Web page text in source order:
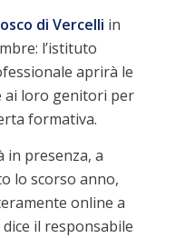
di Vercelli in
l’istituto
aprirà le
ai loro genitori per
formativa.
in presenza, a
lo scorso anno,
online a
il responsabile